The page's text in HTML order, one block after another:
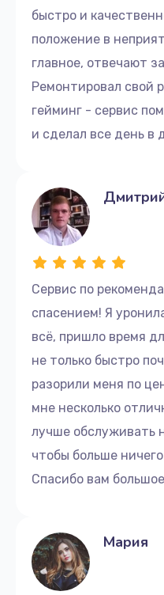
быстро и
положение в
главное, отвечают
Ремонтировал свой
гейминг - сервис
и сделал все день в
Сервис по
спасением! Я
всё, пришло время
не только быстро
разорили меня по
мне несколько
лучше обслуживать
чтобы больше
Спасибо вам
Мария